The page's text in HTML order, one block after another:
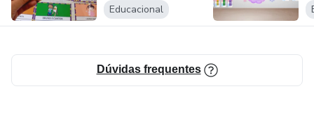
Educacional
Dúvidas frequentes